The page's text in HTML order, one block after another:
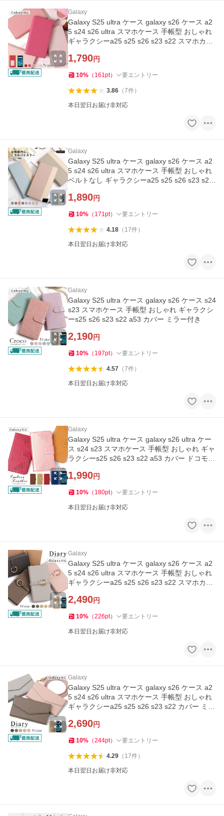
Galaxy
Galaxy S25 ultra ケース galaxy s26 ケース a2
5 s24 s26 ultra スマホケース 手帳型 おしゃれ
ギャラクシーa25 s25 s26 s23 s22 スマホカバ
1,790円
10% （ 161pt） 要エントリー
3.86（7件）
本日翌日お届け非対応
Galaxy
Galaxy S25 ultra ケース galaxy s26 ケース a2
5 s24 s26 ultra スマホケース 手帳型 おしゃれ
ベルトなし ギャラクシーa25 s25 s26 s23 s22
1,890円
10% （ 171pt） 要エントリー
4.18（ 17件）
本日翌日お届け非対応
Galaxy
Galaxy S25 ultra ケース galaxy s26 ケース s24
s23 スマホケース 手帳型 おしゃれ ギャラクシ
ーs25 s26 s23 s22 a53 カバー ミラー付き
2,190円
10% （ 197pt） 要エントリー
4.57（7件）
本日翌日お届け非対応
Galaxy
Galaxy S25 ultra ケース galaxy s26 ultra ケー
ス s24 s23 スマホケース 手帳型 おしゃれ ギャ
ラクシーs25 s26 s23 s22 a53 カバー ドコモ
1,990円
10% （ 180pt） 要エントリー
本日翌日お届け非対応
Galaxy
Galaxy S25 ultra ケース galaxy s26 ケース a2
5 s24 s26 ultra スマホケース 手帳型 おしゃれ
ギャラクシーa25 s25 s26 s23 s22 スマホカバ
2,490円
10% （226pt） 要エントリー
本日翌日お届け非対応
Galaxy
Galaxy S25 ultra ケース galaxy s26 ケース a2
5 s24 s26 ultra スマホケース 手帳型 おしゃれ
ギャラクシーa25 s25 s26 s23 s22 カバー ミラ
2,690円
10% （244pt） 要エントリー
4.29（ 17件）
本日翌日お届け非対応